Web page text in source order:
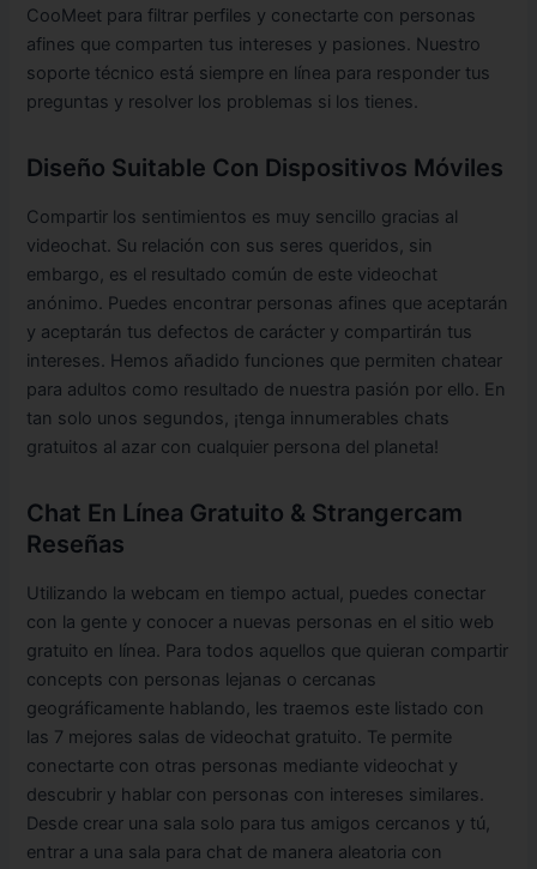
CooMeet para filtrar perfiles y conectarte con personas
afines que comparten tus intereses y pasiones. Nuestro
soporte técnico está siempre en línea para responder tus
preguntas y resolver los problemas si los tienes.
Diseño Suitable Con Dispositivos Móviles
Compartir los sentimientos es muy sencillo gracias al
videochat. Su relación con sus seres queridos, sin
embargo, es el resultado común de este videochat
anónimo. Puedes encontrar personas afines que aceptarán
y aceptarán tus defectos de carácter y compartirán tus
intereses. Hemos añadido funciones que permiten chatear
para adultos como resultado de nuestra pasión por ello. En
tan solo unos segundos, ¡tenga innumerables chats
gratuitos al azar con cualquier persona del planeta!
Chat En Línea Gratuito & Strangercam
Reseñas
Utilizando la webcam en tiempo actual, puedes conectar
con la gente y conocer a nuevas personas en el sitio web
gratuito en línea. Para todos aquellos que quieran compartir
concepts con personas lejanas o cercanas
geográficamente hablando, les traemos este listado con
las 7 mejores salas de videochat gratuito. Te permite
conectarte con otras personas mediante videochat y
descubrir y hablar con personas con intereses similares.
Desde crear una sala solo para tus amigos cercanos y tú,
entrar a una sala para chat de manera aleatoria con